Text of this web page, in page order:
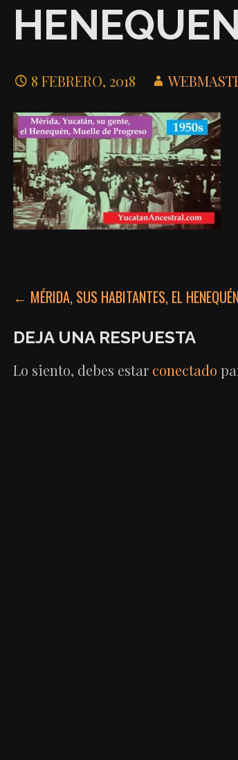
8 FEBRERO, 2018
NAVEGACIÓN
DE
ENTRADAS
← MÉRIDA, SUS HABITANTES, EL
DEJA UNA RESPUESTA
Lo siento, debes estar conectado